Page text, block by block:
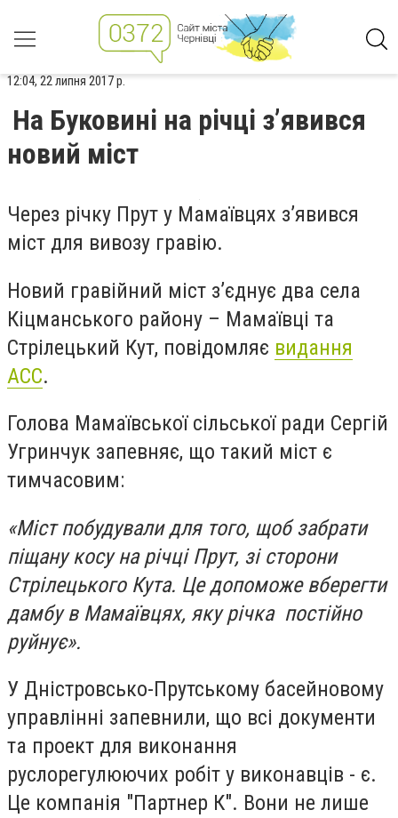
12:04, 22 липня 2017 р.
На Буковині на річці з’явився
новий міст
Через річку Прут у Мамаївцях з’явився
міст для вивозу гравію.
Новий гравійний міст з’єднує два села
Кіцманського району – Мамаївці та
Стрілецький Кут, повідомляє видання
АСС.
Голова Мамаївської сільської ради Сергій
Угринчук запевняє, що такий міст є
тимчасовим:
«Міст побудували для того, щоб забрати
піщану косу на річці Прут, зі сторони
Стрілецького Кута. Це допоможе вберегти
дамбу в Мамаївцях, яку річка постійно
руйнує».
У Дністровсько-Прутському басейновому
управлінні запевнили, що всі документи
та проект для виконання
руслорегулюючих робіт у виконавців - є.
Це компанія "Партнер К". Вони не лише